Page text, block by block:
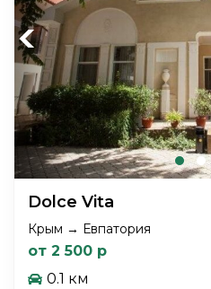
Previous
Dolce Vita
Крым → Евпатория
от 2 500 р
0.1 км